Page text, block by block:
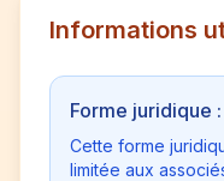
Informations
Forme juridique :
Cette forme
limitée aux